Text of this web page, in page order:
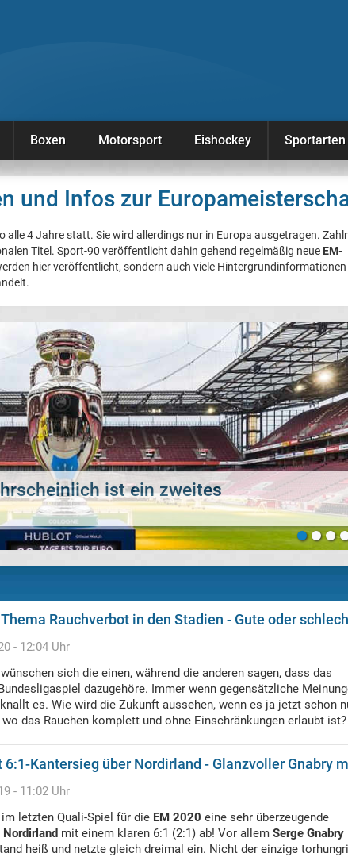
Boxen Motorsport Eishockey Sportarten
und Infos zur
alle 4 Jahre statt. Sie wird allerdings nur in Europa ausgetragen.
Titel. Sport-90 veröffentlicht dahin gehend regelmäßig neue EM-
hier veröffentlicht, sondern auch viele Hintergrundinformationen
Nationaltrainer der Schweiz?
Rauchverbot in den Stadien - Gute oder
- 12:04 Uhr
wünschen sich die einen, während die anderen sagen, dass das
dazugehöre. Immer wenn gegensätzliche
es. Wie wird die Zukunft aussehen, wenn es ja jetzt schon
das Rauchen komplett und ohne Einschränkungen erlaubt ist?
6:1-Kantersieg über Nordirland - Glanzvoller Gnabry
- 11:02 Uhr
letzten Quali-Spiel für die EM 2020 eine sehr überzeugende
Nordirland mit einem klaren 6:1 (2:1) ab! Vor allem Serge Gnabry
heiß und netzte gleich dreimal ein. Nicht der einzige